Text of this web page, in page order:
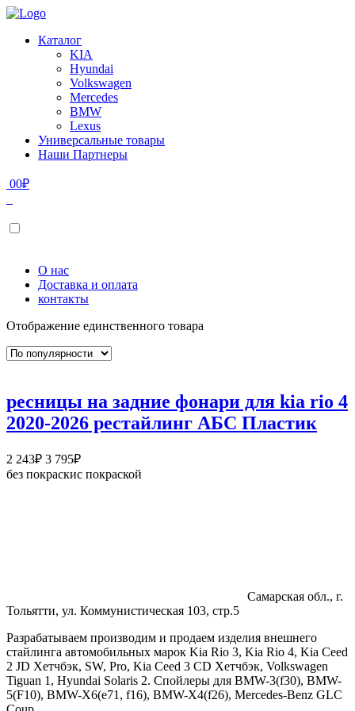
Каталог
KIA
Hyundai
Volkswagen
Mercedes
BMW
Lexus
Универсальные товары
Наши Партнеры
00₽
О нас
Доставка и оплата
контакты
Отображение единственного товара
ресницы на задние фонари для kia rio 4
2020-2026 рестайлинг АБС Пластик
2 243₽ 3 795₽Диапазон
цен:
без покраскис покраской
Самарская обл., г.
Тольятти, ул. Коммунистическая 103, стр.5
Разрабатываем производим и продаем изделия внешнего
стайлинга автомобильных марок Kia Rio 3, Kia Rio 4, Kia Ceed
2 JD Хетчбэк, SW, Pro, Kia Ceed 3 CD Хетчбэк, Volkswagen
Tiguan 1, Hyundai Solaris 2. Спойлеры для BMW-3(f30), BMW-
5(F10), BMW-X6(e71, f16), BMW-X4(f26), Mercedes-Benz GLC